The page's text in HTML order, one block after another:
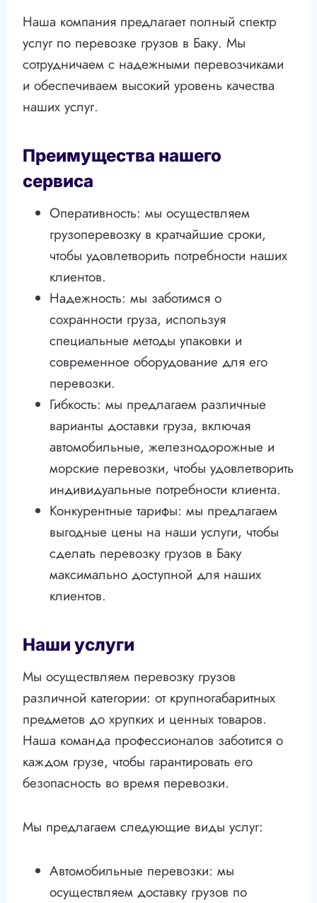
Наша компания предлагает полный спектр
услуг по перевозке грузов в Баку. Мы
сотрудничаем с надежными перевозчиками
и обеспечиваем высокий уровень качества
наших услуг.
Преимущества нашего
сервиса
Оперативность: мы осуществляем
грузоперевозку в кратчайшие сроки,
чтобы удовлетворить потребности наших
клиентов.
Надежность: мы заботимся о
сохранности груза, используя
специальные методы упаковки и
современное оборудование для его
перевозки.
Гибкость: мы предлагаем различные
варианты доставки груза, включая
автомобильные, железнодорожные и
морские перевозки, чтобы удовлетворить
индивидуальные потребности клиента.
Конкурентные тарифы: мы предлагаем
выгодные цены на наши услуги, чтобы
сделать перевозку грузов в Баку
максимально доступной для наших
клиентов.
Наши услуги
Мы осуществляем перевозку грузов
различной категории: от крупногабаритных
предметов до хрупких и ценных товаров.
Наша команда профессионалов заботится о
каждом грузе, чтобы гарантировать его
безопасность во время перевозки.
Мы предлагаем следующие виды услуг:
Автомобильные перевозки: мы
осуществляем доставку грузов по